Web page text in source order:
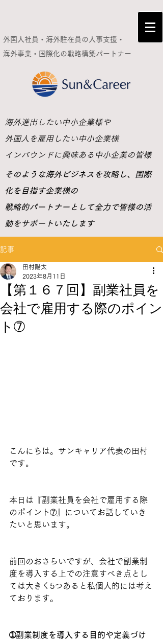
外国人社員・海外駐在員の人事支援・
海外事業・国際化の戦略構築パートナー
​海外進出したい中小企業様や
外国人を雇用したい中小企業様
インバウンドに興味ある中小企業の皆様
​そのような海外ビジネスを攻略し、国際
化を目指す企業様の
戦略的パートナーとして全力で皆様の活
動をサポートいたします
記事
【第１６７回】副業社員を
会社で雇用する際のポイン
ト➆
田村陽太
2023年8月11日
こんにちは。サンキャリア代表の田村
です。
本日は『副業社員を会社で雇用する際
のポイント➆』についてお話していき
たいと思います。
前回のおさらいですが、会社で副業制
度を導入する上での注意すべき点とし
ては大きく5つあると私個人的には考え
ております。
➀副業制度を導入する目的や定義づけ